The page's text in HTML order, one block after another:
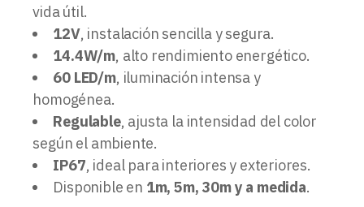
vida útil.
12V, instalación sencilla y segura.
14.4W/m, alto rendimiento energético.
60 LED/m, iluminación intensa y
homogénea.
Regulable, ajusta la intensidad del color
según el ambiente.
IP67, ideal para interiores y exteriores.
Disponible en 1m, 5m, 30m y a medida.